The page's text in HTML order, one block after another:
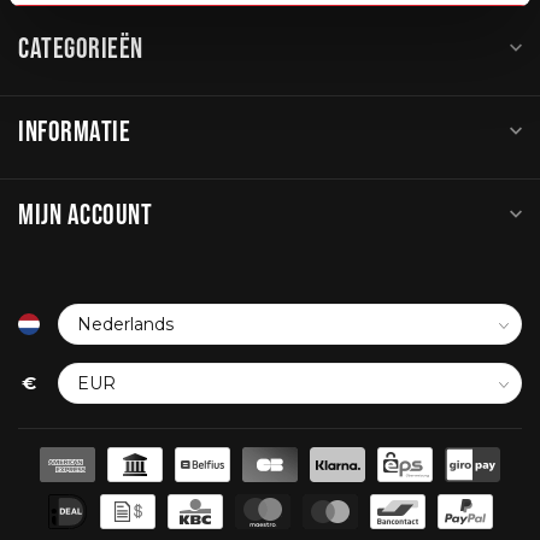
CATEGORIEËN
INFORMATIE
MIJN ACCOUNT
€